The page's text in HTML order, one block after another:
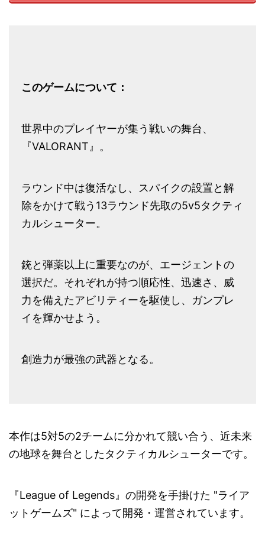
このゲームについて：
世界中のプレイヤーが集う戦いの舞台、
『VALORANT』。
ラウンド中は復活なし、スパイクの設置と解
除をかけて戦う13ラウンド先取の5v5タクティ
カルシューター。
銃と弾薬以上に重要なのが、エージェントの
選択だ。それぞれが持つ順応性、迅速さ、威
力を備えたアビリティーを駆使し、ガンプレ
イを輝かせよう。
創造力が最強の武器となる。
本作は5対5の2チームに分かれて競い合う、近未来
の地球を舞台としたタクティカルシューターです。
『League of Legends』の開発を手掛けた "ライア
ットゲームズ" によって開発・運営されています。